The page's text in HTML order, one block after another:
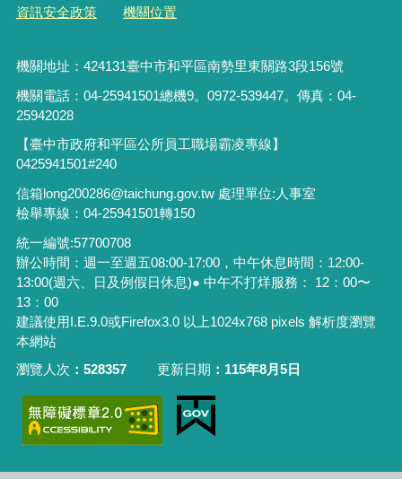
資訊安全政策 機關位置
機關地址：424131臺中市和平區南勢里東關路3段156號
機關電話：04-25941501總機9。0972-539447。傳真：04-
25942028
【臺中市政府和平區公所員工職場霸凌專線】
0425941501#240
信箱long200286@taichung.gov.tw 處理單位:人事室
檢舉專線：04-25941501轉150
統一編號:57700708
辦公時間：週一至週五08:00-17:00，中午休息時間：12:00-
13:00(週六、日及例假日休息)● 中午不打烊服務： 12：00〜
13：00
建議使用I.E.9.0或Firefox3.0 以上1024x768 pixels 解析度瀏覽
本網站
瀏覽人次
528357 更新日期 115年8月5日